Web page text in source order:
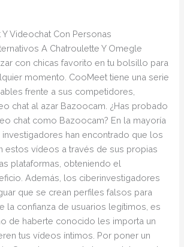
Y Videochat Con Personas
A Chatroulette Y Omegle
con chicas favorito en tu bolsillo para
momento. CooMeet tiene una serie
frente a sus competidores,
chat al azar Bazoocam. ¿Has probado
chat como Bazoocam? En la mayoría
han encontrado que los
estos vídeos a través de sus propias
plataformas, obteniendo el
Además, los ciberinvestigadores
que se crean perfiles falsos para
la confianza de usuarios legítimos, es
de haberte conocido les importa un
tus vídeos íntimos. Por poner un